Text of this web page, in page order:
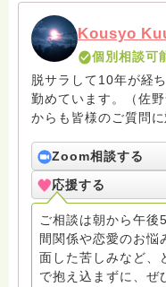
Kousyo
個別相談可
脱サラして10年が経
勤めています。（佐
からも皆様のご質問
いと存じます。まだ
ろうかとは存じます
寺にもお気軽に遊びに
Zoom相談する
応援する
ご相談は朝から午後
間関係や恋愛のお悩
面した苦しみなど、
で抱え込まずに、ぜ